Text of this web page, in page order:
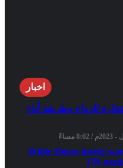
اخبار
للزواج وطريقة أداء
White House insists
UN